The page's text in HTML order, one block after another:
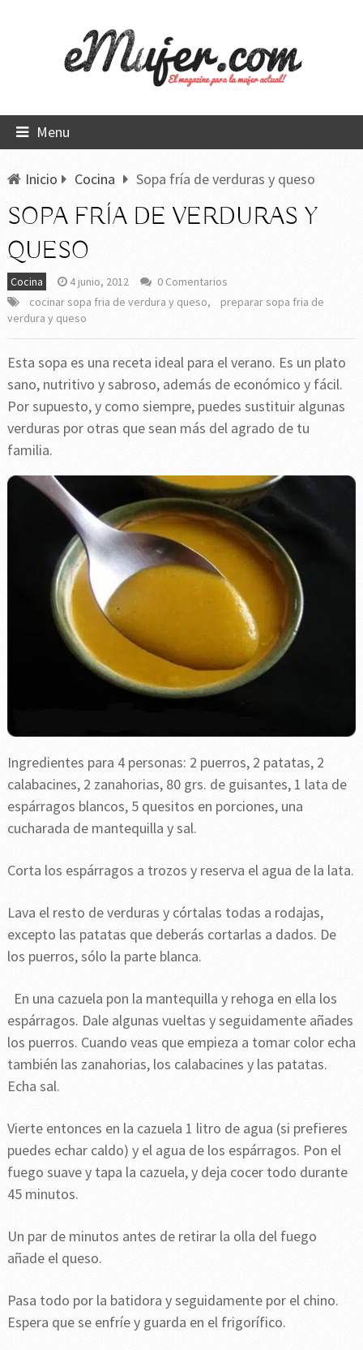
Menu
Inicio Cocina Sopa fría de verduras y queso
SOPA FRÍA DE VERDURAS Y
QUESO
Cocina 4 junio, 2012
0 Comentarios
cocinar sopa fria de verdura y queso,
preparar sopa fria de
verdura y queso
Esta sopa es una receta ideal para el verano. Es un plato
sano, nutritivo y sabroso, además de económico y fácil.
Por supuesto, y como siempre, puedes sustituir algunas
verduras por otras que sean más del agrado de tu
familia.
Ingredientes para 4 personas: 2 puerros, 2 patatas, 2
calabacines, 2 zanahorias, 80 grs. de guisantes, 1 lata de
espárragos blancos, 5 quesitos en porciones, una
cucharada de mantequilla y sal.
Corta los espárragos a trozos y reserva el agua de la lata.
Lava el resto de verduras y córtalas todas a rodajas,
excepto las patatas que deberás cortarlas a dados. De
los puerros, sólo la parte blanca.
En una cazuela pon la mantequilla y rehoga en ella los
espárragos. Dale algunas vueltas y seguidamente añades
los puerros. Cuando veas que empieza a tomar color echa
también las zanahorias, los calabacines y las patatas.
Echa sal.
Vierte entonces en la cazuela 1 litro de agua (si prefieres
puedes echar caldo) y el agua de los espárragos. Pon el
fuego suave y tapa la cazuela, y deja cocer todo durante
45 minutos.
Un par de minutos antes de retirar la olla del fuego
añade el queso.
Pasa todo por la batidora y seguidamente por el chino.
Espera que se enfríe y guarda en el frigorífico.